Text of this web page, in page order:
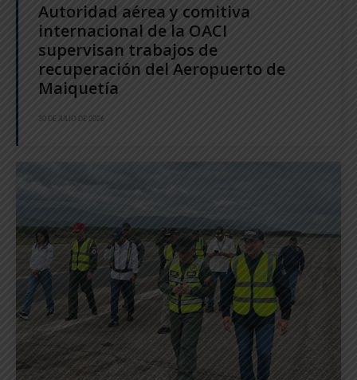
Autoridad aérea y comitiva
internacional de la OACI
supervisan trabajos de
recuperación del Aeropuerto de
Maiquetía
30 DE JULIO DE 2026